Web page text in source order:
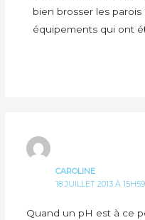
bien brosser les
équipements qui ont
CAROLINE
18 JUILLET 2013 À 15H59
Quand un pH est à ce